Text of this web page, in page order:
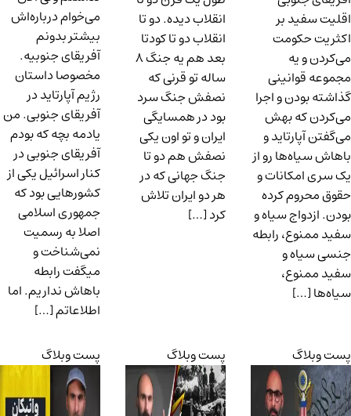
اقلیت سفید بر
اکثریت حکومت
می‌کردن و یه
مجموعه قوانینی
گذاشته بودن و اجرا
می‌کردن که بهش
می‌گفتن آپارتاید و
باهاش سیاه‌ها رو از
یک سری امکانات و
حقوق محروم کرده
بودن. ازدواج سیاه و
سفید ممنوع، رابطه
جنسی سیاه و
سفید ممنوع،
سیاه‌ها […]
انقلاب دیده. دو تا
انقلاب دو تا کودتا
بعد هم یه جنگ ۸
ساله تو قرنی که
نصفش جنگ سرد
بود در همسایگی
ایران و تو اون یکی
نصفش هم دو تا
جنگ جهانی که در
هر دو ایران تلاش
کرد […]
می‌خوام درباره‌اش
بیشتر بدونم
آفریقای جنوبیه.
مخصوصا داستان
رژیم آپارتاید در
آفریقای جنوبی. من
یادمه بچه که بودم
آفریقای جنوبی در
کنار اسرائیل یکی از
کشورهایی بود که
جمهوری اسلامی
اصلا به رسمیت
نمی‌شناخت و
میگفت رابطه
باهاش نداریم. اما
اطلاعاتم […]
پست وبلاگ پست وبلاگ پست وبلاگ